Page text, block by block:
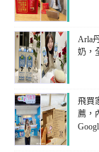
Arla
奶，
飛買
薦，